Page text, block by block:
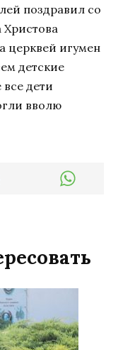
поздравил со
Христова
церквей игумен
детские
дети
вволю